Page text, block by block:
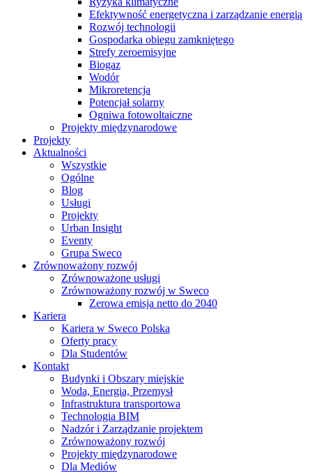
Efektywność energetyczna i zarządzanie energią
Rozwój technologii
Gospodarka obiegu zamkniętego
Strefy zeroemisyjne
Biogaz
Wodór
Mikroretencja
Potencjał solarny
Ogniwa fotowoltaiczne
Projekty międzynarodowe
Projekty
Aktualności
Wszystkie
Ogólne
Blog
Usługi
Projekty
Urban Insight
Eventy
Grupa Sweco
Zrównoważony rozwój
Zrównoważone usługi
Zrównoważony rozwój w Sweco
Zerowa emisja netto do 2040
Kariera
Kariera w Sweco Polska
Oferty pracy
Dla Studentów
Kontakt
Budynki i Obszary miejskie
Woda, Energia, Przemysł
Infrastruktura transportowa
Technologia BIM
Nadzór i Zarządzanie projektem
Zrównoważony rozwój
Projekty międzynarodowe
Dla Mediów